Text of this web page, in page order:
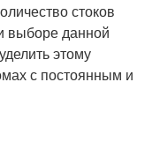
стоков
выборе данной
этому
с постоянным и